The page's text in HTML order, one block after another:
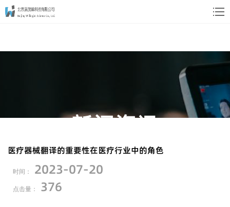
新闻资讯
News
" 您可以通过以下新闻与公司动态进一步了解
医疗器械翻译的重要性在医疗行业中的角色
时间： 2023-07-20
点击量： 376